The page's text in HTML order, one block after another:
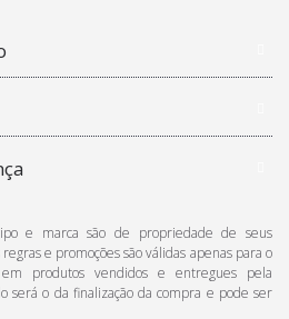
e marca são de propriedade de seus
e promoções são válidas apenas para o
produtos vendidos e entregues pela
será o da finalização da compra e pode ser